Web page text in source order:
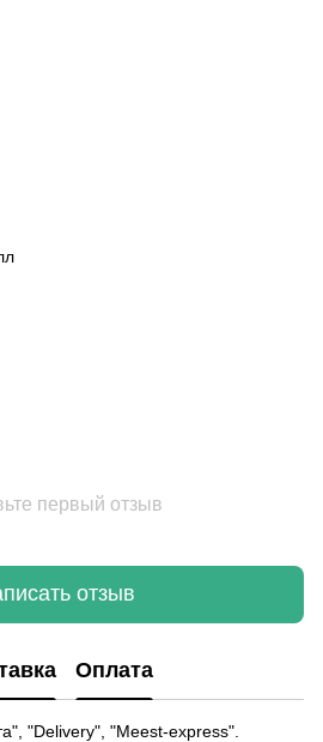
первый отзыв
отзыв
Оплата
"Delivery", "Meest-express".